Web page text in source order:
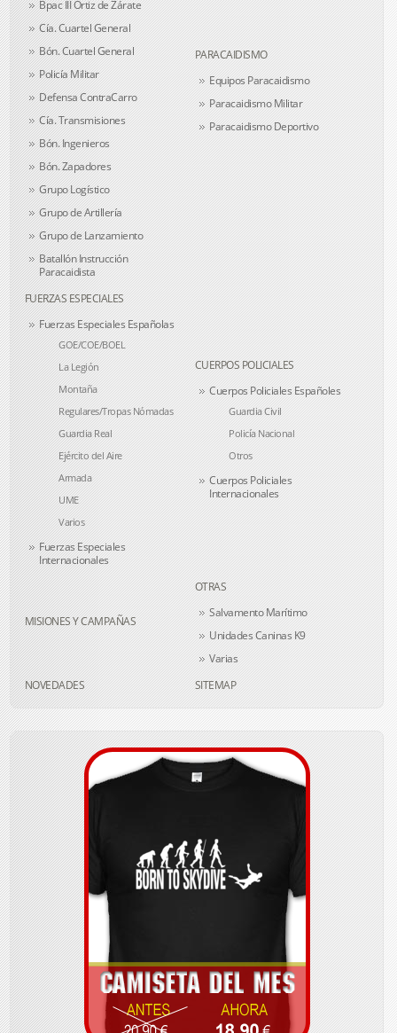
Bpac III Ortiz de Zárate
Cía. Cuartel General
Bón. Cuartel General
Policía Militar
Defensa ContraCarro
Cía. Transmisiones
Bón. Ingenieros
Bón. Zapadores
Grupo Logístico
Grupo de Artillería
Grupo de Lanzamiento
Batallón Instrucción
Paracaidista
PARACAIDISMO
Equipos Paracaidismo
Paracaidismo Militar
Paracaidismo Deportivo
FUERZAS ESPECIALES
Fuerzas Especiales Españolas
GOE/COE/BOEL
La Legión
Montaña
Regulares/Tropas Nómadas
Guardia Real
Ejército del Aire
Armada
UME
Varios
Fuerzas Especiales
Internacionales
CUERPOS POLICIALES
Cuerpos Policiales Españoles
Guardia Civil
Policía Nacional
Otros
Cuerpos Policiales
Internacionales
MISIONES Y CAMPAÑAS
OTRAS
Salvamento Marítimo
Unidades Caninas K9
Varias
NOVEDADES
SITEMAP